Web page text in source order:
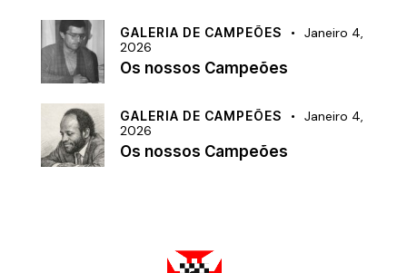
GALERIA DE CAMPEÕES
Janeiro 4,
2026
Os nossos Campeões
GALERIA DE CAMPEÕES
Janeiro 4,
2026
Os nossos Campeões